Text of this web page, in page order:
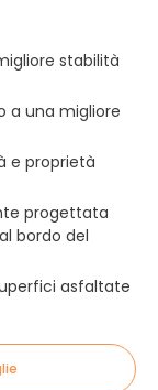
stabilità
a una migliore
e proprietà
progettata
bordo del
superfici asfaltate